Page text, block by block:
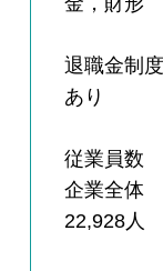
退職金制度
あり
従業員数
企業全体
22,928人